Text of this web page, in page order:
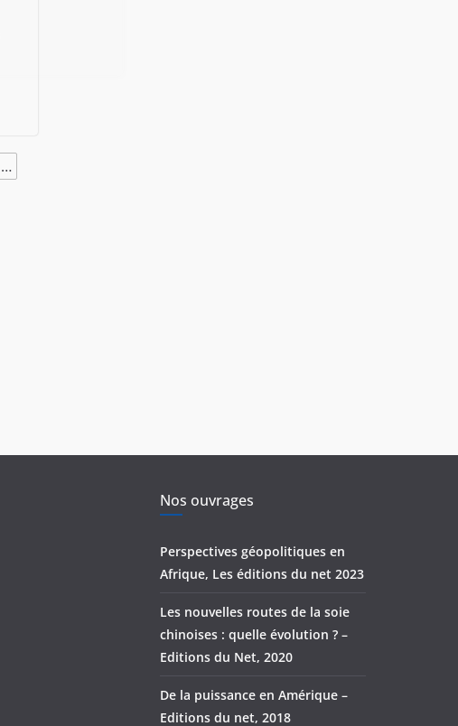
…
Nos ouvrages
Perspectives géopolitiques en
Afrique, Les éditions du net 2023
Les nouvelles routes de la soie
chinoises : quelle évolution ? –
Editions du Net, 2020
De la puissance en Amérique –
Editions du net, 2018